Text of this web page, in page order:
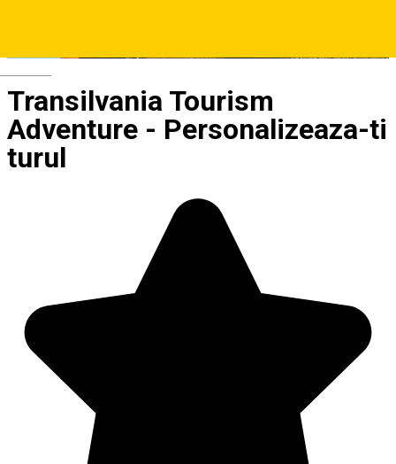
Transilvania Tourism
Adventure - Personalizeaza-ti
turul